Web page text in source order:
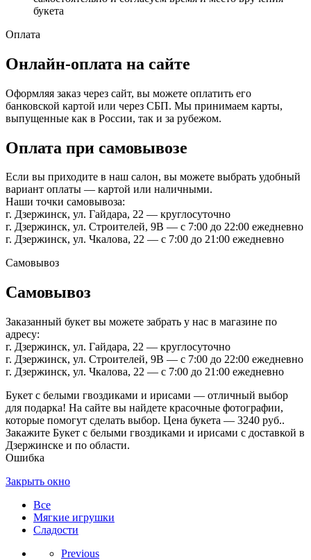
букета
Оплата
Онлайн-оплата на сайте
Оформляя заказ через сайт, вы можете оплатить его
банковской картой или через СБП. Мы принимаем карты,
выпущенные как в России, так и за рубежом.
Оплата при самовывозе
Если вы приходите в наш салон, вы можете выбрать удобный
вариант оплаты — картой или наличными.
Наши точки самовывоза:
г. Дзержинск, ул. Гайдара, 22 — круглосуточно
г. Дзержинск, ул. Строителей, 9В — с 7:00 до 22:00 ежедневно
г. Дзержинск, ул. Чкалова, 22 — с 7:00 до 21:00 ежедневно
Самовывоз
Самовывоз
Заказанный букет вы можете забрать у нас в магазине по
адресу:
г. Дзержинск, ул. Гайдара, 22 — круглосуточно
г. Дзержинск, ул. Строителей, 9В — с 7:00 до 22:00 ежедневно
г. Дзержинск, ул. Чкалова, 22 — с 7:00 до 21:00 ежедневно
Букет с белыми гвоздиками и ирисами — отличный выбор
для подарка! На сайте вы найдете красочные фотографии,
которые помогут сделать выбор. Цена букета — 3240 руб..
Закажите Букет с белыми гвоздиками и ирисами с доставкой в
Дзержинске и по области.
Ошибка
Закрыть окно
Все
Мягкие игрушки
Сладости
Previous